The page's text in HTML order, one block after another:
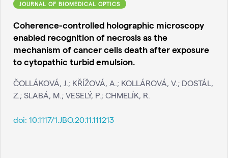
JOURNAL OF BIOMEDICAL OPTICS
Coherence-controlled holographic microscopy
enabled recognition of necrosis as the
mechanism of cancer cells death after exposure
to cytopathic turbid emulsion.
ČOLLÁKOVÁ, J.; KŘÍŽOVÁ, A.; KOLLÁROVÁ, V.; DOSTÁL,
Z.; SLABÁ, M.; VESELÝ, P.; CHMELÍK, R.
doi: 10.1117/1.JBO.20.11.111213